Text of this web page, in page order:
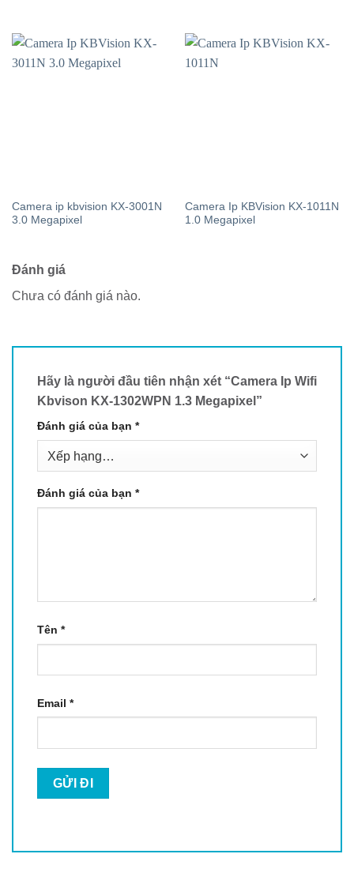
Camera ip kbvision KX-3001N
3.0 Megapixel
Camera Ip KBVision KX-1011N
1.0 Megapixel
Đánh giá
Chưa có đánh giá nào.
Hãy là người đầu tiên nhận xét “Camera Ip Wifi
Kbvison KX-1302WPN 1.3 Megapixel”
Đánh giá của bạn *
Đánh giá của bạn *
Tên *
Email *